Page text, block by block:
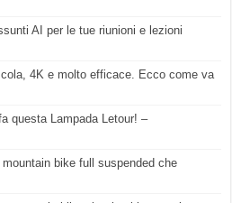
AI per le tue riunioni e lezioni
4K e molto efficace. Ecco come va
questa Lampada Letour! –
bike full suspended che